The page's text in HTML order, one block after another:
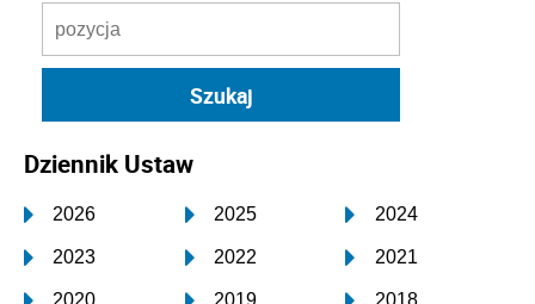
Dziennik Ustaw
2026 2025 2024
2023 2022 2021
2020 2019 2018